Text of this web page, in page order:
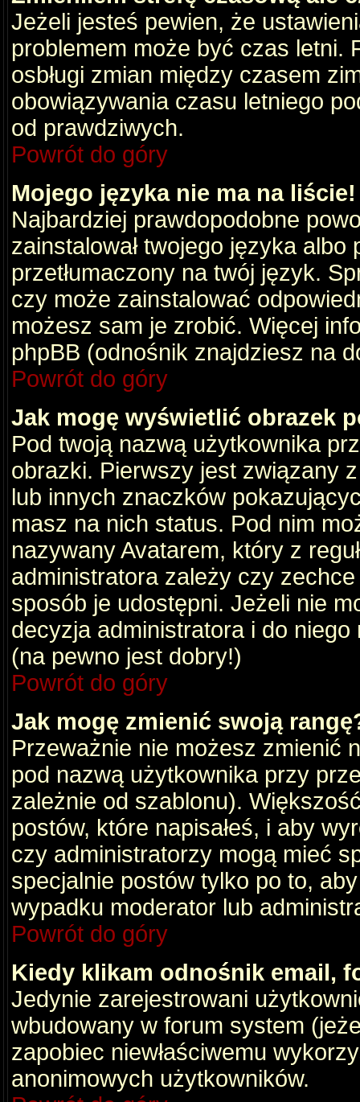
Jeżeli jesteś pewien, że
problemem może być czas letni.
osbługi zmian między czasem
obowiązywania czasu letniego
od prawdziwych.
Powrót do góry
Mojego języka nie ma na liście!
Najbardziej prawdopodobne
zainstalował twojego języka albo
przetłumaczony na twój język.
czy może zainstalować
możesz sam je zrobić. Więcej
phpBB (odnośnik znajdziesz na
Powrót do góry
Jak mogę wyświetlić obrazek
Pod twoją nazwą użytkownika
obrazki. Pierwszy jest związany
lub innych znaczków
masz na nich status. Pod nim
nazywany Avatarem, który z
administratora zależy czy
sposób je udostępni. Jeżeli nie
decyzja administratora i do
(na pewno jest dobry!)
Powrót do góry
Jak mogę zmienić swoją
Przeważnie nie możesz zmienić
pod nazwą użytkownika przy
zależnie od szablonu).
postów, które napisałeś, i aby
czy administratorzy mogą mieć
specjalnie postów tylko po to,
wypadku moderator lub
Powrót do góry
Kiedy klikam odnośnik email,
Jedynie zarejestrowani
wbudowany w forum system
zapobiec niewłaściwemu
anonimowych użytkowników.